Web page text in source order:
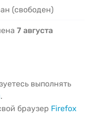
(свободен)
7 августа
выполнять
.
браузер Firefox